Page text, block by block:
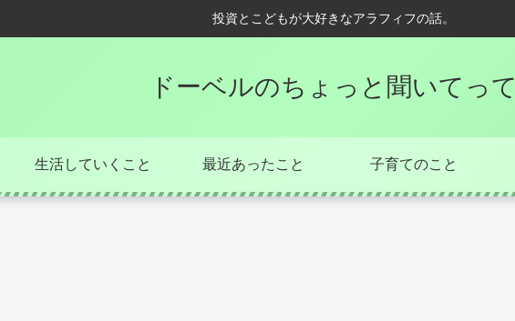
投資とこどもが大好きなアラフィフの話。
ドーベルのちょっと聞いてって
生活していくこと 最近あったこと 子育てのこと